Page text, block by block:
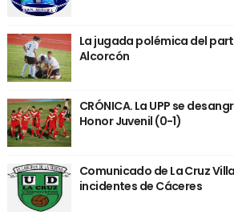
La jugada polémica del
Alcorcón
CRÓNICA. La UPP se
Honor Juvenil (0-1)
Comunicado de La Cruz
incidentes de Cáceres